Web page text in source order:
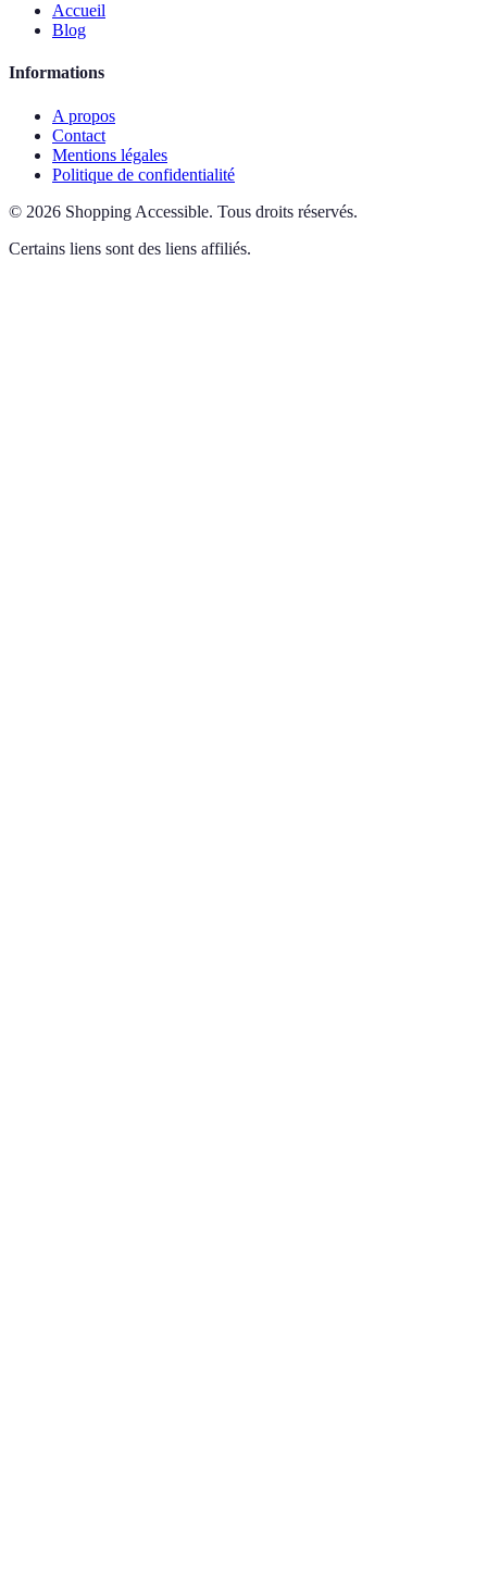
Accueil
Blog
Informations
A propos
Contact
Mentions légales
Politique de confidentialité
© 2026 Shopping Accessible. Tous droits réservés.
Certains liens sont des liens affiliés.